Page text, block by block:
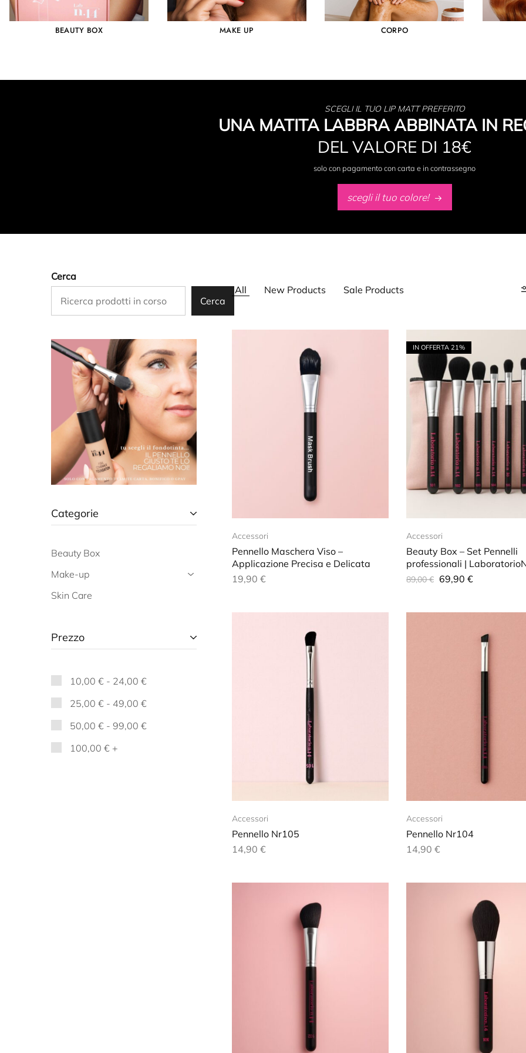
BEAUTY BOX MAKE UP CORPO
SCEGLI IL TUO LIP MATT PREFERITO
UNA MATITA LABBRA ABBINATA IN
DEL VALORE DI 18€
solo con pagamento con carta e in contrassegno
scegli il tuo colore!
All New Products Sale Products
Accessori
Pennello Maschera Viso –
Applicazione Precisa e Delicata
19,90 €
IN OFFERTA21%
Accessori
Beauty Box – Set Pennelli
professionali |
89,00€ 69,90 €
Accessori
Pennello Nr105
14,90 €
Accessori
Pennello Nr104
14,90 €
Cerca
Cerca
Categorie
Beauty Box
Make-up
Skin Care
Prezzo
10,00 € - 24,00 €
25,00 € - 49,00 €
50,00 € - 99,00 €
100,00 € +